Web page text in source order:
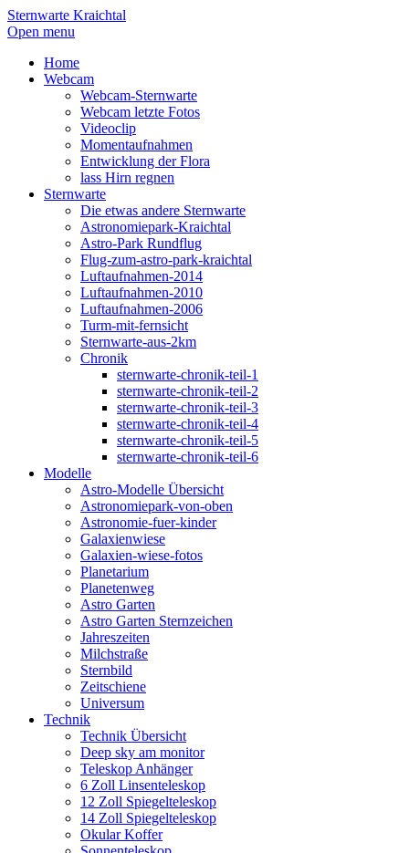
Sternwarte Kraichtal
Open menu
Home
Webcam
Webcam-Sternwarte
Webcam letzte Fotos
Videoclip
Momentaufnahmen
Entwicklung der Flora
lass Hirn regnen
Sternwarte
Die etwas andere Sternwarte
Astronomiepark-Kraichtal
Astro-Park Rundflug
Flug-zum-astro-park-kraichtal
Luftaufnahmen-2014
Luftaufnahmen-2010
Luftaufnahmen-2006
Turm-mit-fernsicht
Sternwarte-aus-2km
Chronik
sternwarte-chronik-teil-1
sternwarte-chronik-teil-2
sternwarte-chronik-teil-3
sternwarte-chronik-teil-4
sternwarte-chronik-teil-5
sternwarte-chronik-teil-6
Modelle
Astro-Modelle Übersicht
Astronomiepark-von-oben
Astronomie-fuer-kinder
Galaxienwiese
Galaxien-wiese-fotos
Planetarium
Planetenweg
Astro Garten
Astro Garten Sternzeichen
Jahreszeiten
Milchstraße
Sternbild
Zeitschiene
Universum
Technik
Technik Übersicht
Deep sky am monitor
Teleskop Anhänger
6 Zoll Linsenteleskop
12 Zoll Spiegelteleskop
14 Zoll Spiegelteleskop
Okular Koffer